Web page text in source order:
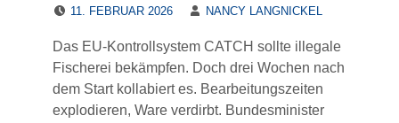
11. FEBRUAR 2026
NANCY LANGNICKEL
Das EU-Kontrollsystem CATCH sollte illegale
Fischerei bekämpfen. Doch drei Wochen nach
dem Start kollabiert es. Bearbeitungszeiten
explodieren, Ware verdirbt. Bundesminister